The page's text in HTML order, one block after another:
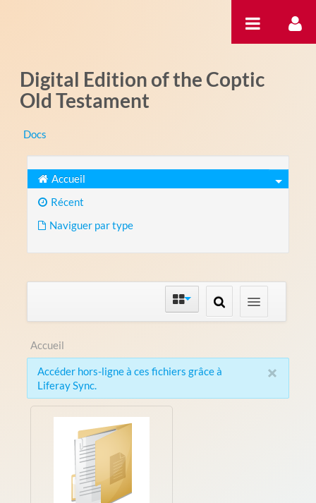
Digital Edition of the Coptic
Old Testament
Docs
Accueil
Récent
Naviguer par type
Accueil
×
Accéder hors-ligne à ces fichiers grâce à
Liferay Sync.